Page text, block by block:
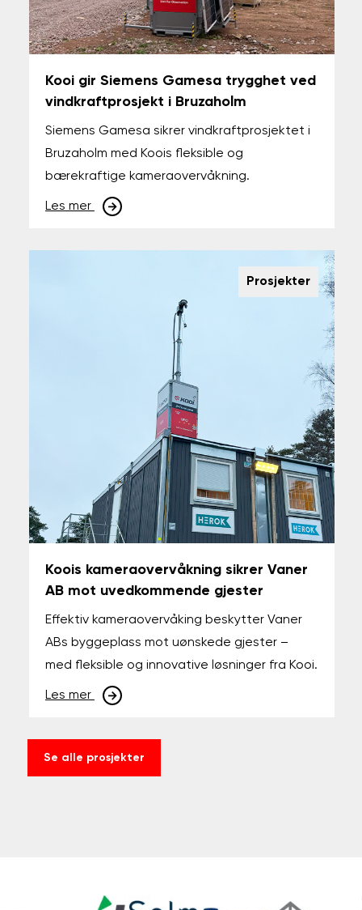
Kooi gir Siemens Gamesa trygghet ved
vindkraftprosjekt i Bruzaholm
Siemens Gamesa sikrer vindkraftprosjektet i
Bruzaholm med Koois fleksible og
bærekraftige kameraovervåkning.
Les mer
Prosjekter
Koois kameraovervåkning sikrer Vaner
AB mot uvedkommende gjester
Effektiv kameraovervåking beskytter Vaner
ABs byggeplass mot uønskede gjester –
med fleksible og innovative løsninger fra Kooi.
Les mer
Se alle prosjekter